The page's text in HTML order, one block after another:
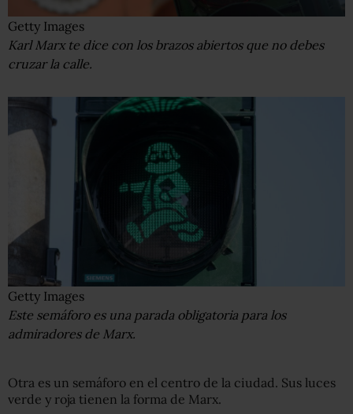
Getty Images
Karl Marx te dice con los brazos abiertos que no debes
cruzar la calle.
Getty Images
Este semáforo es una parada obligatoria para los
admiradores de Marx.
Otra es un semáforo en el centro de la ciudad. Sus luces
verde y roja tienen la forma de Marx.